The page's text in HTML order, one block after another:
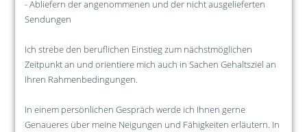
- Abliefern der angenommenen und der nicht ausgelieferten
Sendungen
Ich strebe den beruflichen Einstieg zum nächstmöglichen
Zeitpunkt an und orientiere mich auch in Sachen Gehaltsziel an
Ihren Rahmenbedingungen.
In einem persönlichen Gespräch werde ich Ihnen gerne
Genaueres über meine Neigungen und Fähigkeiten erläutern. In